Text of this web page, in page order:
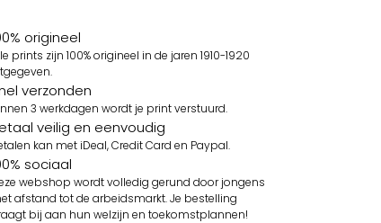
origineel
prints zijn 100% origineel in de jaren 1910-1920
verzonden
3 werkdagen wordt je print verstuurd.
veilig en eenvoudig
kan met iDeal, Credit Card en Paypal.
sociaal
webshop wordt volledig gerund door jongens
afstand tot de arbeidsmarkt. Je bestelling
bij aan hun welzijn en toekomstplannen!